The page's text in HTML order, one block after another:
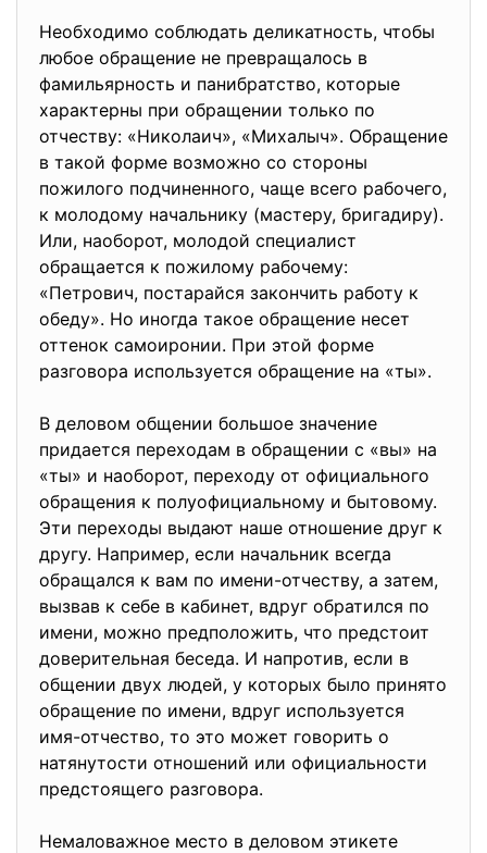
Необходимо соблюдать деликатность, чтобы
любое обращение не превращалось в
фамильярность и панибратство, которые
характерны при обращении только по
отчеству: «Николаич», «Михалыч». Обращение
в такой форме возможно со стороны
пожилого подчиненного, чаще всего рабочего,
к молодому начальнику (мастеру, бригадиру).
Или, наоборот, молодой специалист
обращается к пожилому рабочему:
«Петрович, постарайся закончить работу к
обеду». Но иногда такое обращение несет
оттенок самоиронии. При этой форме
разговора используется обращение на «ты».
В деловом общении большое значение
придается переходам в обращении с «вы» на
«ты» и наоборот, переходу от официального
обращения к полуофициальному и бытовому.
Эти переходы выдают наше отношение друг к
другу. Например, если начальник всегда
обращался к вам по имени-отчеству, а затем,
вызвав к себе в кабинет, вдруг обратился по
имени, можно предположить, что предстоит
доверительная беседа. И напротив, если в
общении двух людей, у которых было принято
обращение по имени, вдруг используется
имя-отчество, то это может говорить о
натянутости отношений или официальности
предстоящего разговора.
Немаловажное место в деловом этикете